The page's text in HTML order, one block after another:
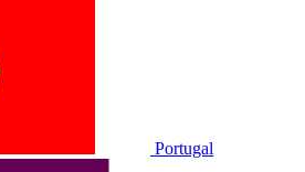
Portugal